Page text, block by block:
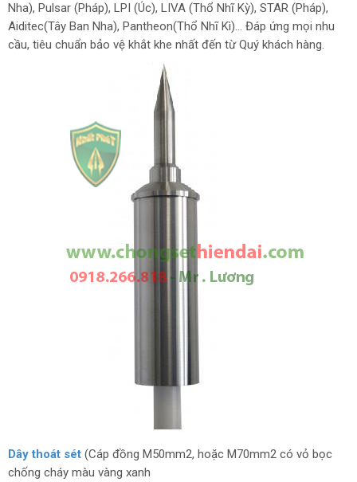
Nha), Pulsar (Pháp), LPI (Úc), LIVA (Thổ Nhĩ Kỳ), STAR (Pháp),
Aiditec(Tây Ban Nha), Pantheon(Thổ Nhĩ Kì)… Đáp ứng mọi nhu
cầu, tiêu chuẩn bảo vệ khắt khe nhất đến từ Quý khách hàng.
Dây thoát sét (Cáp đồng M50mm2, hoặc M70mm2 có vỏ bọc
chống cháy màu vàng xanh